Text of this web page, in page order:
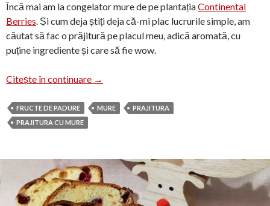
Încă mai am la congelator mure de pe plantațiaContinental
Berries. Și cum deja știți deja că-mi plac lucrurile simple, am
căutat să fac o prăjitură pe placul meu, adică aromată, cu
puține ingrediente și care să fie wow.
Citește în continuare Prăjitură cu mure
→
FRUCTE DE PADURE MURE
PRAJITURA
PRAJITURA CU MURE